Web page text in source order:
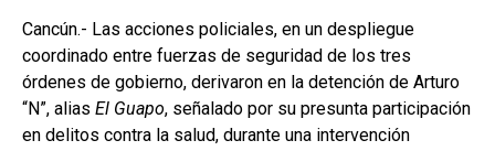
Cancún.- Las acciones policiales, en un despliegue
coordinado entre fuerzas de seguridad de los tres
órdenes de gobierno, derivaron en la detención de Arturo
“N”, alias El Guapo, señalado por su presunta participación
en delitos contra la salud, durante una intervención